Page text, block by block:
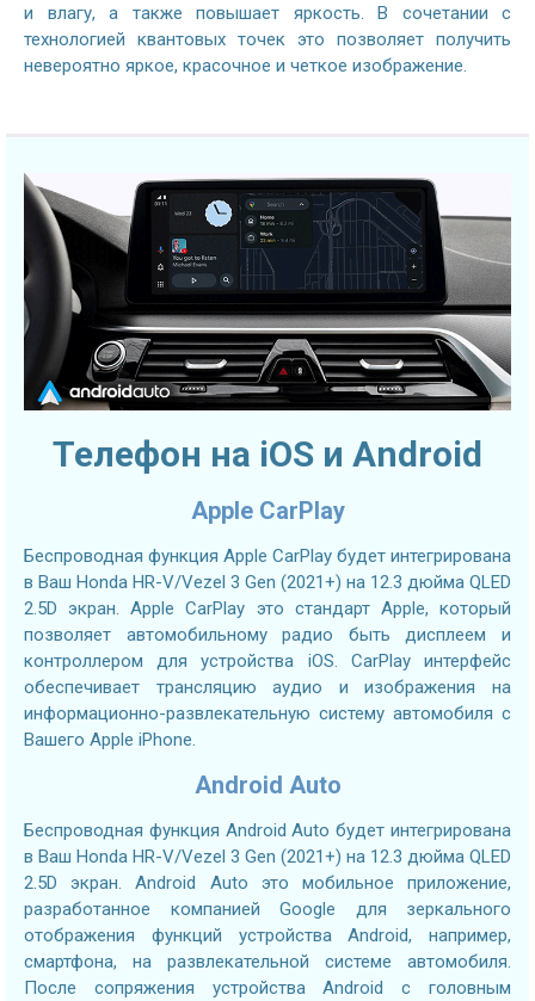
и влагу, а также повышает яркость. В сочетании с
технологией квантовых точек это позволяет получить
невероятно яркое, красочное и четкое изображение.
Телефон на iOS и Android
Apple CarPlay
Беспроводная функция Apple CarPlay будет интегрирована
в Ваш Honda HR-V/Vezel 3 Gen (2021+) на 12.3 дюйма QLED
2.5D экран. Apple CarPlay это стандарт Apple, который
позволяет автомобильному радио быть дисплеем и
контроллером для устройства iOS. CarPlay интерфейс
обеспечивает трансляцию аудио и изображения на
информационно-развлекательную систему автомобиля с
Вашего Apple iPhone.
Android Auto
Беспроводная функция Android Auto будет интегрирована
в Ваш Honda HR-V/Vezel 3 Gen (2021+) на 12.3 дюйма QLED
2.5D экран. Android Auto это мобильное приложение,
разработанное компанией Google для зеркального
отображения функций устройства Android, например,
смартфона, на развлекательной системе автомобиля.
После сопряжения устройства Android с головным